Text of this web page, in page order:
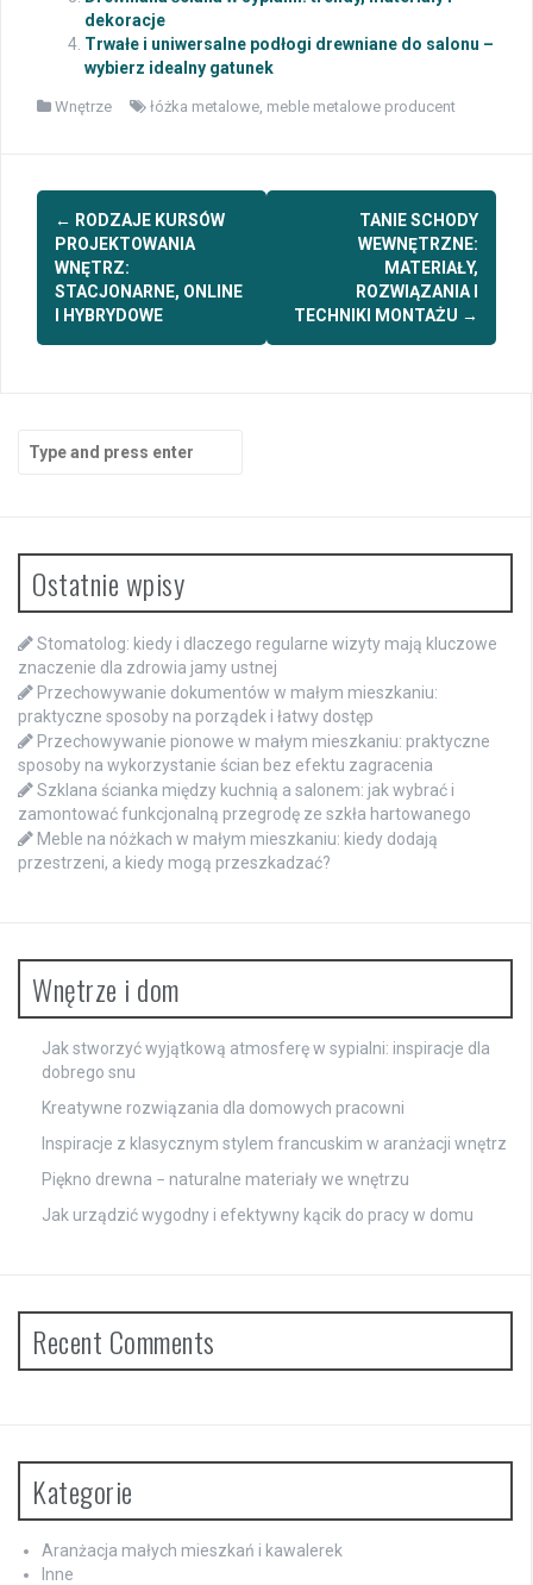
dekoracje
Trwałe i uniwersalne podłogi drewniane do salonu –
wybierz idealny gatunek
Wnętrze łóżka metalowe meble metalowe producent
Post
navigation
← RODZAJE KURSÓW
PROJEKTOWANIA
WNĘTRZ:
STACJONARNE, ONLINE
I HYBRYDOWE
TANIE SCHODY
WEWNĘTRZNE:
MATERIAŁY,
ROZWIĄZANIA I
TECHNIKI MONTAŻU →
for:
Ostatnie wpisy
Stomatolog: kiedy i dlaczego regularne wizyty mają kluczowe
znaczenie dla zdrowia jamy ustnej
Przechowywanie dokumentów w małym mieszkaniu:
praktyczne sposoby na porządek i łatwy dostęp
Przechowywanie pionowe w małym mieszkaniu: praktyczne
sposoby na wykorzystanie ścian bez efektu zagracenia
Szklana ścianka między kuchnią a salonem: jak wybrać i
zamontować funkcjonalną przegrodę ze szkła hartowanego
Meble na nóżkach w małym mieszkaniu: kiedy dodają
przestrzeni, a kiedy mogą przeszkadzać?
Wnętrze i dom
Jak stworzyć wyjątkową atmosferę w sypialni: inspiracje dla
dobrego snu
Kreatywne rozwiązania dla domowych pracowni
Inspiracje z klasycznym stylem francuskim w aranżacji wnętrz
Piękno drewna − naturalne materiały we wnętrzu
Jak urządzić wygodny i efektywny kącik do pracy w domu
Recent Comments
Kategorie
Aranżacja małych mieszkań i kawalerek
Inne